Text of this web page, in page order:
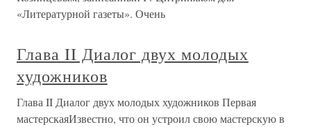
«Литературной газеты». Очень
Глава II Диалог двух молодых
художников
Глава II Диалог двух молодых художников Первая
мастерскаяИзвестно, что он устроил свою мастерскую в